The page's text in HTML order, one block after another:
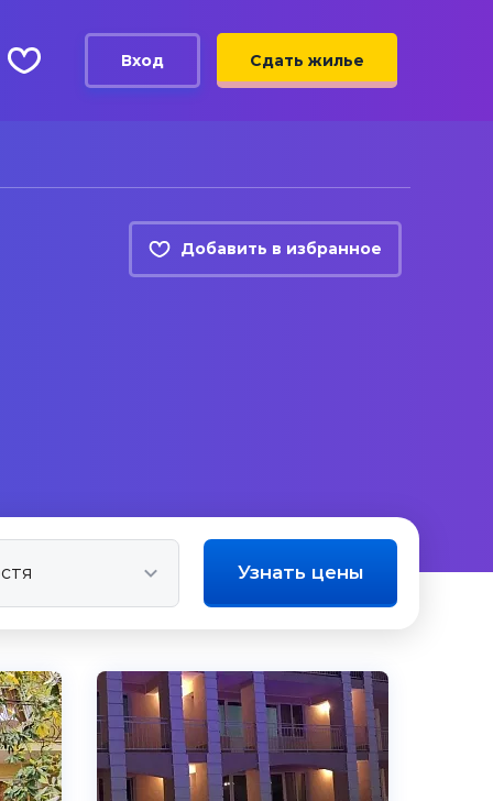
Вход Сдать жилье
Добавить в избранное
Узнать цены